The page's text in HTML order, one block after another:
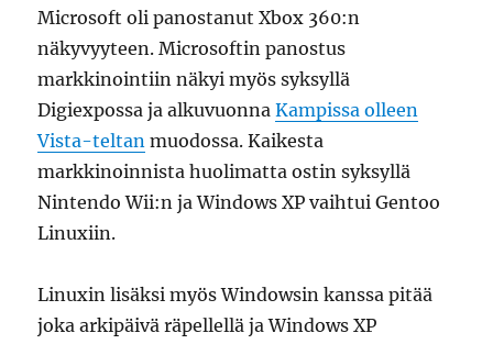
Microsoft oli panostanut Xbox 360:n
näkyvyyteen. Microsoftin panostus
markkinointiin näkyi myös syksyllä
Digiexpossa ja alkuvuonnaKampissa olleen
Vista-teltan muodossa. Kaikesta
markkinoinnista huolimatta ostin syksyllä
Nintendo Wii:n ja Windows XP vaihtui Gentoo
Linuxiin.
Linuxin lisäksi myös Windowsin kanssa pitää
joka arkipäivä räpellellä ja Windows XP